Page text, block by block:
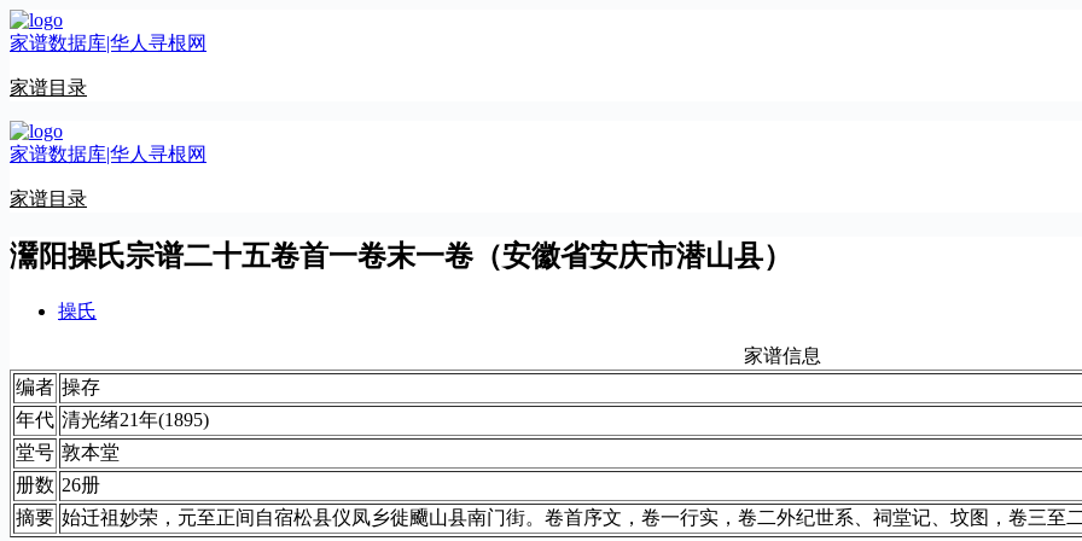
跳
至
容
家谱数据库|华人寻根网
家谱目录
家谱数据库|华人寻根网
家谱目录
灊阳操氏宗谱二十五卷首一卷末一卷（安徽省安庆市潜山县）
操氏
家谱信息
编者 操存
年代 清光绪21年(1895)
堂号 敦本堂
册数 26册
摘要 始迁祖妙荣，元至正间自宿松县仪凤乡徙飅山县南门街。卷首序文，卷一行实，卷二外纪世系、祠堂记、坟图，卷三至